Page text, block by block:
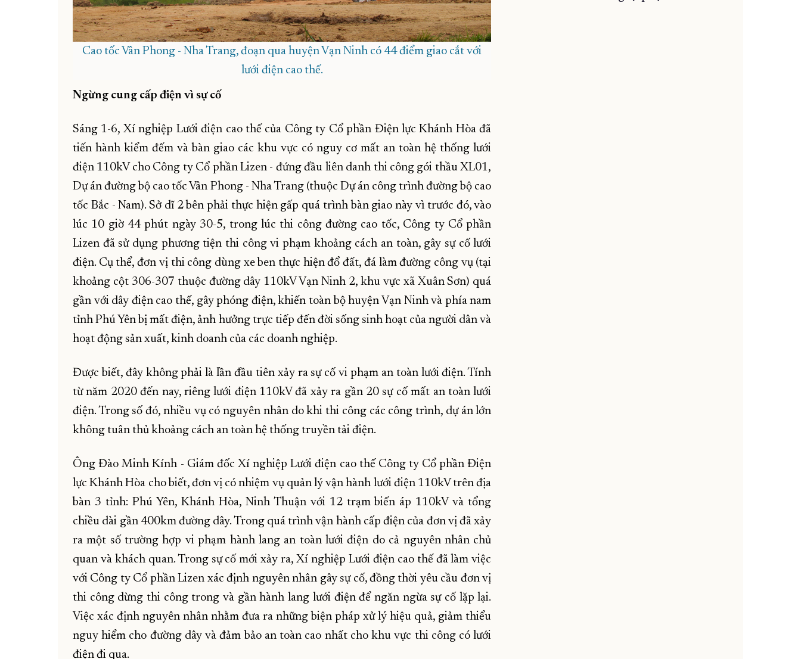
Cao tốc Vân Phong - Nha Trang, đoạn qua huyện Vạn Ninh có 44 điểm giao cắt với
lưới điện cao thế.
Ngừng cung cấp điện vì sự cố
Sáng 1-6, Xí nghiệp Lưới điện cao thế của Công ty Cổ phần Điện lực Khánh Hòa đã
tiến hành kiểm đếm và bàn giao các khu vực có nguy cơ mất an toàn hệ thống lưới
điện 110kV cho Công ty Cổ phần Lizen - đứng đầu liên danh thi công gói thầu XL01,
Dự án đường bộ cao tốc Vân Phong - Nha Trang (thuộc Dự án công trình đường bộ cao
tốc Bắc - Nam). Sở dĩ 2 bên phải thực hiện gấp quá trình bàn giao này vì trước đó, vào
lúc 10 giờ 44 phút ngày 30-5, trong lúc thi công đường cao tốc, Công ty Cổ phần
Lizen đã sử dụng phương tiện thi công vi phạm khoảng cách an toàn, gây sự cố lưới
điện. Cụ thể, đơn vị thi công dùng xe ben thực hiện đổ đất, đá làm đường công vụ (tại
khoảng cột 306-307 thuộc đường dây 110kV Vạn Ninh 2, khu vực xã Xuân Sơn) quá
gần với dây điện cao thế, gây phóng điện, khiến toàn bộ huyện Vạn Ninh và phía nam
tỉnh Phú Yên bị mất điện, ảnh hưởng trực tiếp đến đời sống sinh hoạt của người dân và
hoạt động sản xuất, kinh doanh của các doanh nghiệp.
Được biết, đây không phải là lần đầu tiên xảy ra sự cố vi phạm an toàn lưới điện. Tính
từ năm 2020 đến nay, riêng lưới điện 110kV đã xảy ra gần 20 sự cố mất an toàn lưới
điện. Trong số đó, nhiều vụ có nguyên nhân do khi thi công các công trình, dự án lớn
không tuân thủ khoảng cách an toàn hệ thống truyền tải điện.
Ông Đào Minh Kính - Giám đốc Xí nghiệp Lưới điện cao thế Công ty Cổ phần Điện
lực Khánh Hòa cho biết, đơn vị có nhiệm vụ quản lý vận hành lưới điện 110kV trên địa
bàn 3 tỉnh: Phú Yên, Khánh Hòa, Ninh Thuận với 12 trạm biến áp 110kV và tổng
chiều dài gần 400km đường dây. Trong quá trình vận hành cấp điện của đơn vị đã xảy
ra một số trường hợp vi phạm hành lang an toàn lưới điện do cả nguyên nhân chủ
quan và khách quan. Trong sự cố mới xảy ra, Xí nghiệp Lưới điện cao thế đã làm việc
với Công ty Cổ phần Lizen xác định nguyên nhân gây sự cố, đồng thời yêu cầu đơn vị
thi công dừng thi công trong và gần hành lang lưới điện để ngăn ngừa sự cố lặp lại.
Việc xác định nguyên nhân nhằm đưa ra những biện pháp xử lý hiệu quả, giảm thiểu
nguy hiểm cho đường dây và đảm bảo an toàn cao nhất cho khu vực thi công có lưới
điện đi qua.